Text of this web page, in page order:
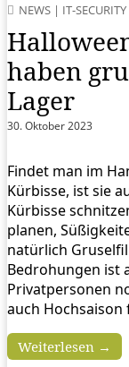
NEWS | IT-SECURITY
haben
Lager
30. Oktober 2023
Findet man im
Kürbisse, ist sie
Kürbisse
planen,
natürlich
Bedrohungen ist
Privatpersonen
auch
Weiterlesen →